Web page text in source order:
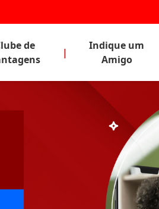
de
|
Indique um
Amigo